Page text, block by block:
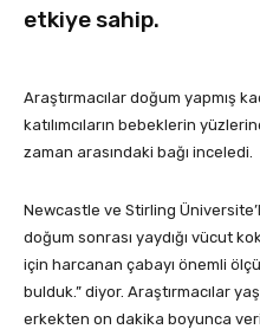
etkiye sahip.
Araştırmacılar doğum yapmış
katılımcıların bebeklerin
zaman arasındaki bağı inceledi.
Newcastle ve Stirling
doğum sonrası yaydığı vücut
için harcanan çabayı önemli
bulduk.” diyor. Araştırmacılar
erkekten on dakika boyunca